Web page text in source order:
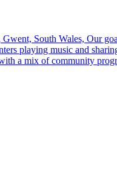
South Wales, Our
playing music and
a mix of community